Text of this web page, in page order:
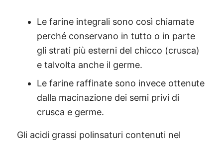
Le farine integrali sono così chiamate
perché conservano in tutto o in parte
gli strati più esterni del chicco (crusca)
e talvolta anche il germe.
Le farine raffinate sono invece ottenute
dalla macinazione dei semi privi di
crusca e germe.
Gli acidi grassi polinsaturi contenuti nel